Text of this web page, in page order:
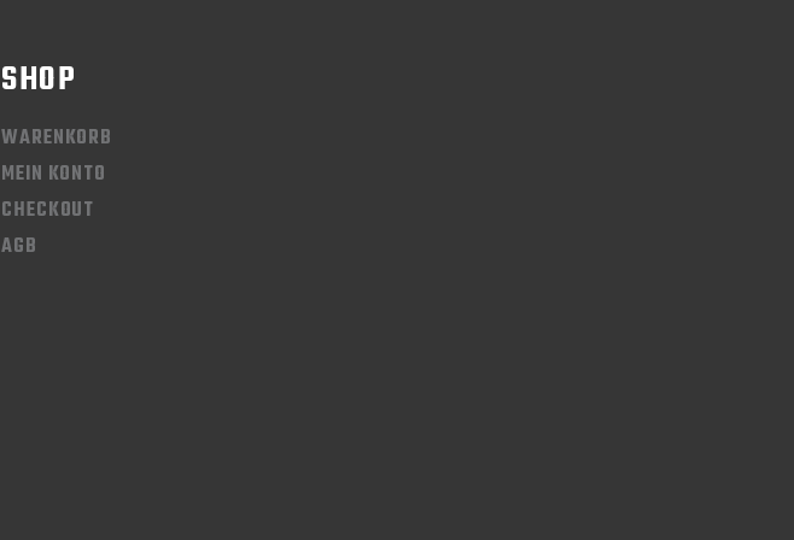
SHOP
WARENKORB
MEIN KONTO
CHECKOUT
AGB